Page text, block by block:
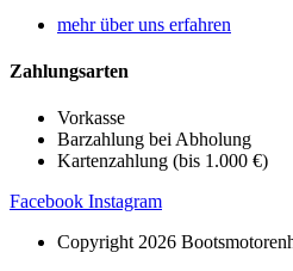
mehr über uns erfahren
Zahlungsarten
Vorkasse
Barzahlung bei Abholung
Kartenzahlung (bis 1.000 €)
Facebook Instagram
Copyright 2026